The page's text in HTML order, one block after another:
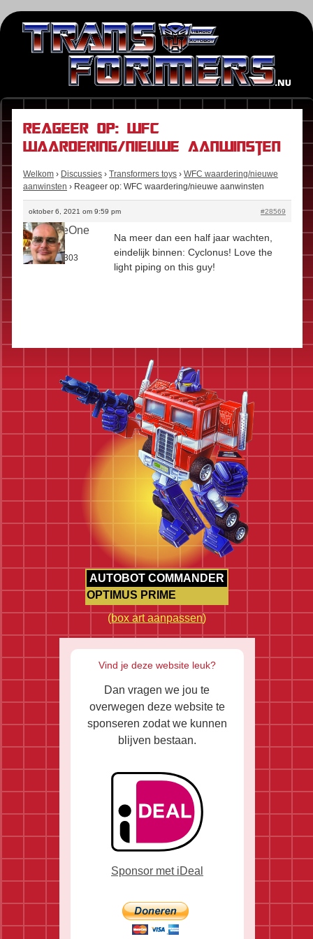
Reageer op: WFC
waardering/nieuwe aanwinsten
Welkom › Discussies › Transformers toys › WFC waardering/nieuwe
aanwinsten › Reageer op: WFC waardering/nieuwe aanwinsten
oktober 6, 2021 om 9:59 pm #28569
TillAllAreOne
Rol:Fan
Berichten: 303
Na meer dan een half jaar wachten,
eindelijk binnen: Cyclonus! Love the
light piping on this guy!
AUTOBOT COMMANDER
OPTIMUS PRIME
(box art aanpassen)
Vind je deze website leuk?
Dan vragen we jou te
overwegen deze website te
sponseren zodat we kunnen
blijven bestaan.
Sponsor met iDeal